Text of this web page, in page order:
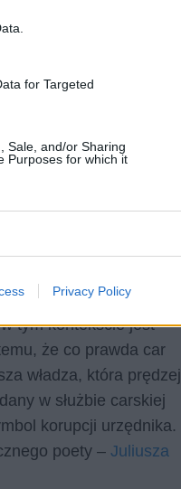
for Targeted
Sale, and/or Sharing
Purposes for which it
Privacy Policy
się bowiem, że to
i są w stanie
się jednak wielu
niektórych ludzi, dla
tym kontekście jest
że co prawda car
władza, która prędzej
w służbie carskiej
korupcji urzędnika.
poety – Juliusza